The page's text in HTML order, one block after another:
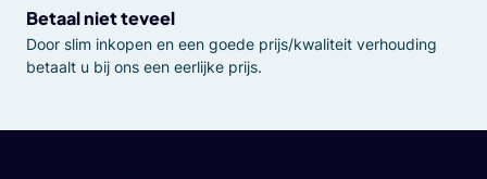
Betaal niet teveel
Door slim inkopen en een goede prijs/kwaliteit verhouding
betaalt u bij ons een eerlijke prijs.